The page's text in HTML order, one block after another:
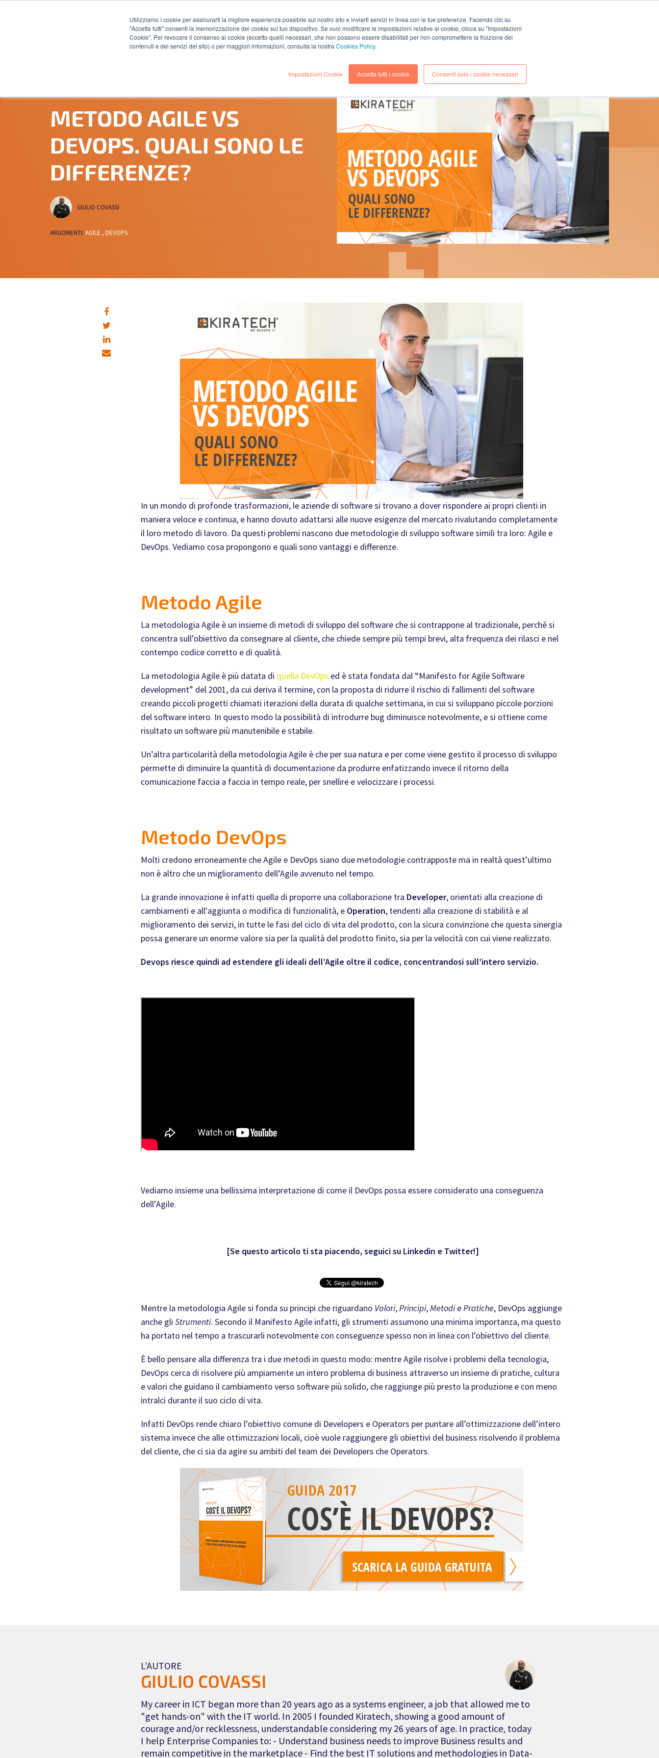
Utilizziamo i cookie per assicurarti la migliore esperienza possibile sul nostro sito e inviarti servizi in linea con le tue preferenze. Facendo clic su
"Accetta tutti" consenti la memorizzazione dei cookie sul tuo dispositivo. Se vuoi modificare le impostazioni relative ai cookie, clicca su "Impostazioni
Cookie". Per revocare il consenso ai cookie (eccetto quelli necessari, che non possono essere disabilitati per non compromettere la fruizione dei
contenuti e dei servizi del sito) o per maggiori informazioni, consulta la nostra Cookies Policy.
Impostazioni Cookie Accetta tutti i cookie Consenti solo i cookie necessari
AZIENDA SOLUZIONI SERVIZI RISORSE CASE STUDIES
METODO AGILE VS
DEVOPS. QUALI SONO LE
DIFFERENZE?
GIULIO COVASSI
ARGOMENTI: AGILE , DEVOPS
In un mondo di profonde trasformazioni, le aziende di software si trovano a dover rispondere ai propri clienti in
maniera veloce e continua, e hanno dovuto adattarsi alle nuove esigenze del mercato rivalutando completamente
il loro metodo di lavoro. Da questi problemi nascono due metodologie di sviluppo software simili tra loro: Agile e
DevOps. Vediamo cosa propongono e quali sono vantaggi e differenze.
Metodo Agile
La metodologia Agile è un insieme di metodi di sviluppo del software che si contrappone al tradizionale, perché si
concentra sull’obiettivo da consegnare al cliente, che chiede sempre più tempi brevi, alta frequenza dei rilasci e nel
contempo codice corretto e di qualità.
La metodologia Agile è più datata di quella DevOps ed è stata fondata dal “Manifesto for Agile Software
development” del 2001, da cui deriva il termine, con la proposta di ridurre il rischio di fallimenti del software
creando piccoli progetti chiamati iterazioni della durata di qualche settimana, in cui si sviluppano piccole porzioni
del software intero. In questo modo la possibilità di introdurre bug diminuisce notevolmente, e si ottiene come
risultato un software più manutenibile e stabile.
Un’altra particolarità della metodologia Agile è che per sua natura e per come viene gestito il processo di sviluppo
permette di diminuire la quantità di documentazione da produrre enfatizzando invece il ritorno della
comunicazione faccia a faccia in tempo reale, per snellire e velocizzare i processi.
Metodo DevOps
Molti credono erroneamente che Agile e DevOps siano due metodologie contrapposte ma in realtà quest’ultimo
non è altro che un miglioramento dell’Agile avvenuto nel tempo.
La grande innovazione è infatti quella di proporre una collaborazione tra Developer, orientati alla creazione di
cambiamenti e all'aggiunta o modifica di funzionalità, e Operation, tendenti alla creazione di stabilità e al
miglioramento dei servizi, in tutte le fasi del ciclo di vita del prodotto, con la sicura convinzione che questa sinergia
possa generare un enorme valore sia per la qualità del prodotto finito, sia per la velocità con cui viene realizzato.
Devops riesce quindi ad estendere gli ideali dell’Agile oltre il codice, concentrandosi sull’intero servizio.
Vediamo insieme una bellissima interpretazione di come il DevOps possa essere considerato una conseguenza
dell’Agile.
[Se questo articolo ti sta piacendo, seguici su Linkedin e Twitter!]
Mentre la metodologia Agile si fonda su principi che riguardano Valori,Principi,MetodiePratiche, DevOps aggiunge
anche gli Strumenti. Secondo il Manifesto Agile infatti, gli strumenti assumono una minima importanza, ma questo
ha portato nel tempo a trascurarli notevolmente con conseguenze spesso non in linea con l’obiettivo del cliente.
È bello pensare alla differenza tra i due metodi in questo modo: mentre Agile risolve i problemi della tecnologia,
DevOps cerca di risolvere più ampiamente un intero problema di business attraverso un insieme di pratiche, cultura
e valori che guidano il cambiamento verso software più solido, che raggiunge più presto la produzione e con meno
intralci durante il suo ciclo di vita.
Infatti DevOps rende chiaro l’obiettivo comune di Developers e Operators per puntare all’ottimizzazione dell’intero
sistema invece che alle ottimizzazioni locali, cioè vuole raggiungere gli obiettivi del business risolvendo il problema
del cliente, che ci sia da agire su ambiti del team dei Developers che Operators.
L’AUTORE
GIULIO COVASSI
My career in ICT began more than 20 years ago as a systems engineer, a job that allowed me to
"get hands-on" with the IT world. In 2005 I founded Kiratech, showing a good amount of
courage and/or recklessness, understandable considering my 26 years of age. In practice, today
I help Enterprise Companies to: - Understand business needs to improve Business results and
remain competitive in the marketplace - Find the best IT solutions and methodologies in Data-